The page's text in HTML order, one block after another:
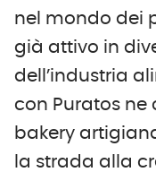
nel mondo dei
già attivo in
dell’industria
con Puratos ne
bakery
la strada alla